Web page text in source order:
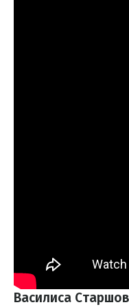
Василиса